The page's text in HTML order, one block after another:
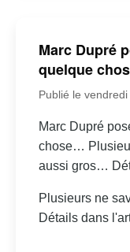
Marc Dupré
quelque
Publié le
Marc Dupré
chose…
aussi gros…
Plusieurs ne
Détails dans